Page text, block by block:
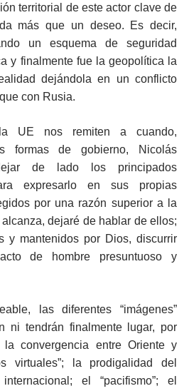
territorial de este actor clave de
más que un deseo. Es decir,
un esquema de seguridad
y finalmente fue la geopolítica la
dejándola en un conflicto
con Rusia.
UE nos remiten a cuando,
formas de gobierno, Nicolás
de lado los principados
expresarlo en sus propias
por una razón superior a la
dejaré de hablar de ellos;
y mantenidos por Dios, discurrir
de hombre presuntuoso y
las diferentes “imágenes”
ni tendrán finalmente lugar, por
la convergencia entre Oriente y
virtuales”; la prodigalidad del
el “pacifismo”; el